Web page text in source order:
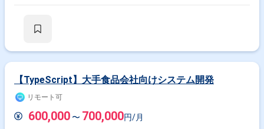
【TypeScript】大手食品会社向けシステム開発
リモート可
600,000 〜 700,000円/月